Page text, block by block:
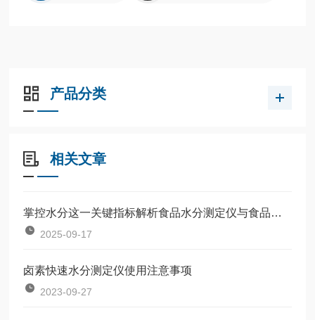
产品分类
相关文章
掌控水分这一关键指标解析食品水分测定仪与食品质量基石
2025-09-17
卤素快速水分测定仪使用注意事项
2023-09-27